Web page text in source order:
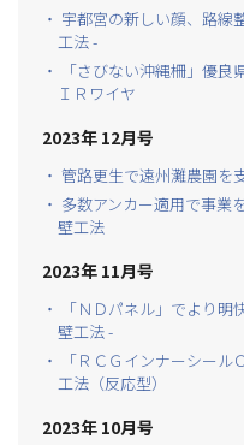
・ 宇都宮の新しい顔、路線
工法 -
・ 「さびない沖縄柵」優良
ＩＲワイヤ
2023年 12月号
・ 管路更生で遠州灘農園を
・ 多数アンカー適用で事業
壁工法
2023年 11月号
・ 「ＮＤパネル」でより明
壁工法 -
・ 「ＲＣＧインナーシー
工法（反応型）
2023年 10月号